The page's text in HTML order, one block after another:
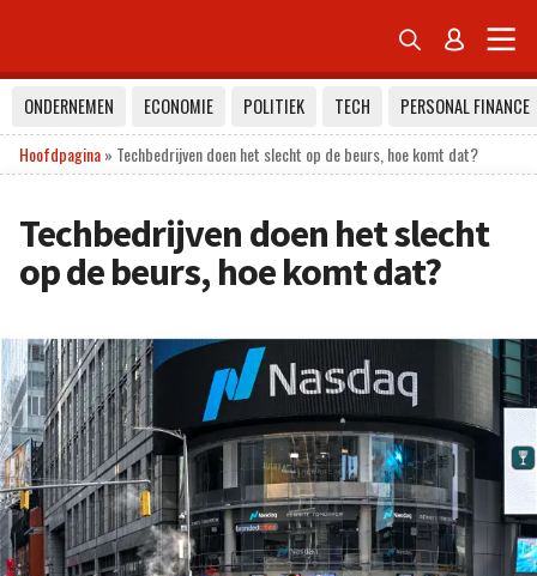
 
ONDERNEMEN ECONOMIE POLITIEK TECH
PERSONAL FINANCE
Hoofdpagina» Techbedrijven doen het slecht op de beurs, hoe komt dat?
Techbedrijven doen het slecht
op de beurs, hoe komt dat?